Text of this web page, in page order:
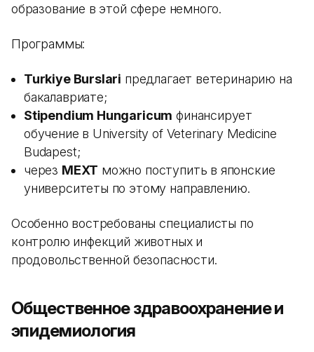
образование в этой сфере немного.
Программы:
Turkiye Burslari предлагает ветеринарию на
бакалавриате;
Stipendium Hungaricum финансирует
обучение в University of Veterinary Medicine
Budapest;
через MEXT можно поступить в японские
университеты по этому направлению.
Особенно востребованы специалисты по
контролю инфекций животных и
продовольственной безопасности.
Общественное здравоохранение и
эпидемиология